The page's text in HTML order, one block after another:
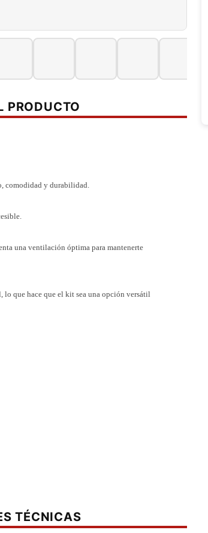
PRODUCTO
comodidad y durabilidad.
una ventilación óptima para mantenerte
lo que hace que el kit sea una opción versátil
derecho)
TÉCNICAS